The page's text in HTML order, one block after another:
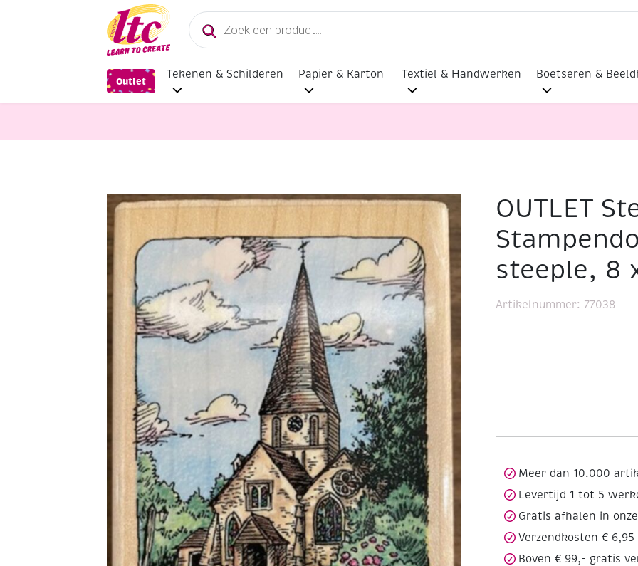
Producten
zoeken
Outlet
Tekenen & Schilderen Papier & Karton Textiel & Handwerken Boetseren &
OUTLET Stempel Stampendous, St.James steeple, 8 x 5 cm
OUTLET
steeple, 8
Artikelnummer: 77038
Meer dan 10.000
Levertijd 1 tot 5
Gratis afhalen in
Verzendkosten € 6,95
Boven € 99,- gratis